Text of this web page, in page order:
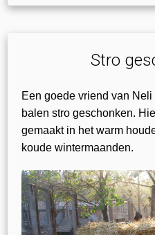
Stro
Een goede vriend van
balen stro geschonken.
gemaakt in het warm
koude wintermaanden.